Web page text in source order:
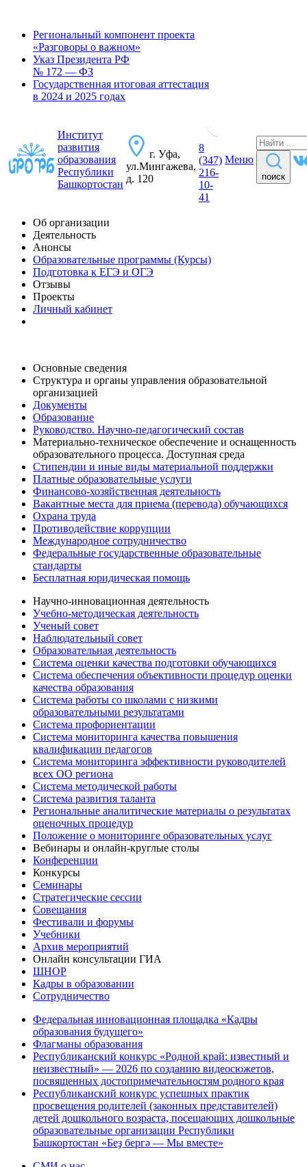
Региональный компонент проекта
«Разговоры о важном»
Указ Президента РФ
№ 172 — ФЗ
Государственная итоговая аттестация
в 2024 и 2025 годах
Институт
развития
образования
Республики
Башкортостан
г. Уфа,
ул.Мингажева,
д. 120
8
(347)
216-
10-
41
Меню
поиск
Об организации
Деятельность
Анонсы
Образовательные программы (Курсы)
Подготовка к ЕГЭ и ОГЭ
Отзывы
Проекты
Личный кабинет
Основные сведения
Структура и органы управления образовательной
организацией
Документы
Образование
Руководство. Научно-педагогический состав
Материально-техническое обеспечение и оснащенность
образовательного процесса. Доступная среда
Стипендии и иные виды материальной поддержки
Платные образовательные услуги
Финансово-хозяйственная деятельность
Вакантные места для приема (перевода) обучающихся
Охрана труда
Противодействие коррупции
Международное сотрудничество
Федеральные государственные образовательные
стандарты
Бесплатная юридическая помощь
Научно-инновационная деятельность
Учебно-методическая деятельность
Ученый совет
Наблюдательный совет
Образовательная деятельность
Система оценки качества подготовки обучающихся
Система обеспечения объективности процедур оценки
качества образования
Система работы со школами с низкими
образовательными результатами
Система профориентации
Система мониторинга качества повышения
квалификации педагогов
Система мониторинга эффективности руководителей
всех ОО региона
Система методической работы
Система развития таланта
Региональные аналитические материалы о результатах
оценочных процедур
Положение о мониторинге образовательных услуг
Вебинары и онлайн-круглые столы
Конференции
Конкурсы
Семинары
Стратегические сессии
Совещания
Фестивали и форумы
Учебники
Архив мероприятий
Онлайн консультации ГИА
ШНОР
Кадры в образовании
Сотрудничество
Федеральная инновационная площадка «Кадры
образования будущего»
Флагманы образования
Республиканский конкурс «Родной край: известный и
неизвестный» — 2026 по созданию видеосюжетов,
посвященных достопримечательностям родного края
Республиканский конкурс успешных практик
просвещения родителей (законных представителей)
детей дошкольного возраста, посещающих дошкольные
образовательные организации Республики
Башкортостан «Беҙ бергә — Мы вместе»